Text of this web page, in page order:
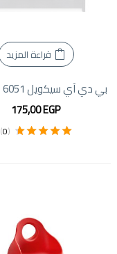
قراءة المزيد
175,00EGP
(
0
)